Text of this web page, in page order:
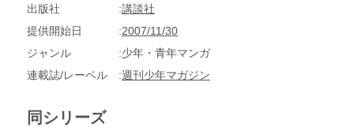
出版社
講談社
提供開始日
2007/11/30
ジャンル
少年・青年マンガ
連載誌/レーベル
週刊少年マガジン
同シリーズ